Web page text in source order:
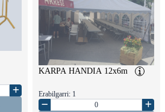
KARPA HANDIA 12x6m
Erabilgarri: 1